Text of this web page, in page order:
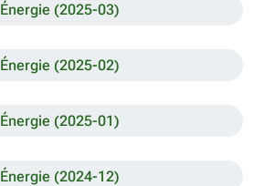
Énergie (2025-03)
Énergie (2025-02)
Énergie (2025-01)
Énergie (2024-12)